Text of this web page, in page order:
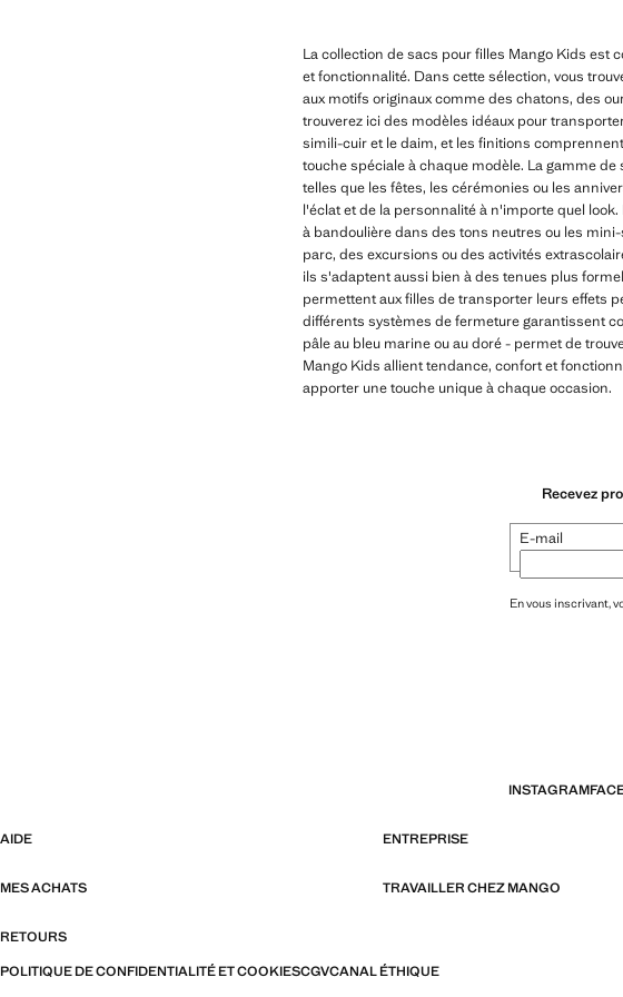
La collection de sacs pour filles Mango Kids est
et fonctionnalité. Dans cette sélection, vous
aux motifs originaux comme des chatons, des
trouverez ici des modèles idéaux pour
simili-cuir et le daim, et les finitions
touche spéciale à chaque modèle. La gamme
telles que les fêtes, les cérémonies ou les
l'éclat et de la personnalité à n'importe quel
à bandoulière dans des tons neutres ou les
parc, des excursions ou des activités
ils s'adaptent aussi bien à des tenues plus
permettent aux filles de transporter leurs effets
différents systèmes de fermeture garantissent
pâle au bleu marine ou au doré - permet de
Mango Kids allient tendance, confort et
apporter une touche unique à chaque occasion.
Recevez
E-mail
En vous inscrivant,
INSTAGRAM
AIDE ENTREPRISE
MES ACHATS TRAVAILLER CHEZ MANGO
RETOURS
POLITIQUE DE CONFIDENTIALITÉ ET COOKIESCGVCANAL ÉTHIQUE